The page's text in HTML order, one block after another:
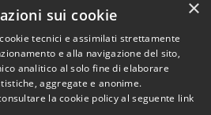
Copyright © 2026 • Comune di
Larciano • Powered by
×
sui cookie
tecnici e assimilati strettamente
e alla navigazione del sito,
analitico al solo fine di elaborare
aggregate e anonime.
la cookie policy al seguente link